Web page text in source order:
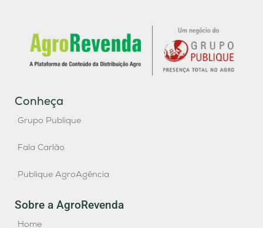
Conheça
Grupo Publique
Fala Carlão
Publique AgroAgência
Sobre a AgroRevenda
Home